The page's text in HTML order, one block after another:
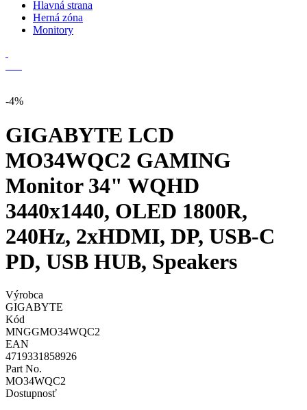
Hlavná strana
Herná zóna
Monitory
-4%
GIGABYTE LCD
MO34WQC2 GAMING
Monitor 34" WQHD
3440x1440, OLED 1800R,
240Hz, 2xHDMI, DP, USB-C
PD, USB HUB, Speakers
Výrobca
GIGABYTE
Kód
MNGGMO34WQC2
EAN
4719331858926
Part No.
MO34WQC2
Dostupnosť